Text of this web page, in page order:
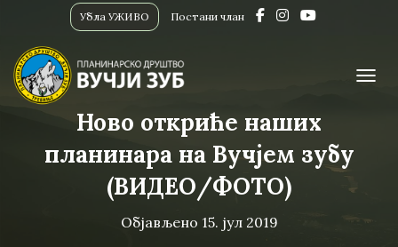
Убла УЖИВО Постани члан
Ново откриће наших
планинара на Вучјем зубу
(ВИДЕО/ФОТО)
Објављено 15. јул 2019